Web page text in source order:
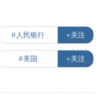
#人民银行 +关注
#美国 +关注